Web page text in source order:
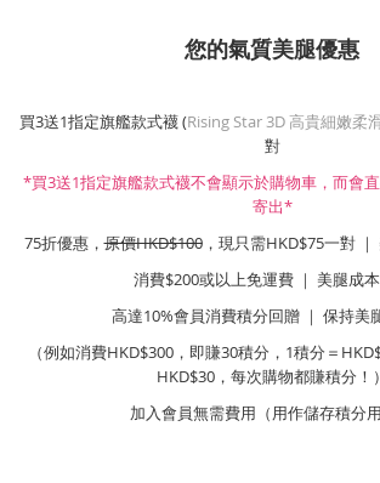
您的氣質美腿優惠
買3送1指定旗艦款式襪 (Rising Star 3D 高貴細嫩柔
對
*買3送1指定旗艦款式襪不會顯示於購物車，而會
寄出*
75折優惠，原價HKD$100，現只需HKD$75一對
消費$200或以上免運費 ｜ 美腿成
高達10%會員消費積分回贈 ｜ 保持美
（例如消費HKD$300，即賺30積分，1積分＝
HKD$30，每次購物都賺積分！）
加入會員無需費用（用作儲存積分用